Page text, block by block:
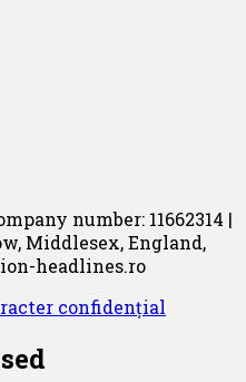
number: 11662314 |
Middlesex, England,
headlines.ro
confidențial